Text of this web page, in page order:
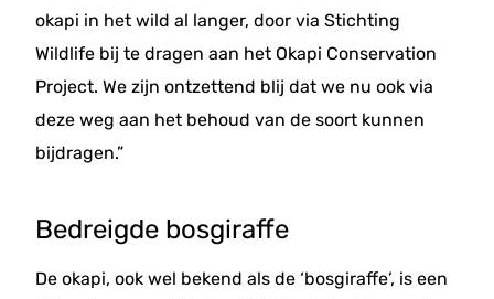
okapi in het wild al langer, door via Stichting
Wildlife bij te dragen aan het Okapi Conservation
Project. We zijn ontzettend blij dat we nu ook via
deze weg aan het behoud van de soort kunnen
bijdragen.”
Bedreigde bosgiraffe
De okapi, ook wel bekend als de ‘bosgiraffe’, is een